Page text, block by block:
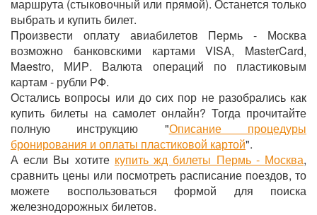
маршрута (стыковочный или прямой). Останется только
выбрать и купить билет.
Произвести оплату авиабилетов Пермь - Москва
возможно банковскими картами VISA, MasterCard,
Maestro, МИР. Валюта операций по пластиковым
картам - рубли РФ.
Остались вопросы или до сих пор не разобрались как
купить билеты на самолет онлайн? Тогда прочитайте
полную инструкцию "Описание процедуры
бронирования и оплаты пластиковой картой".
А если Вы хотите купить жд билеты Пермь - Москва,
сравнить цены или посмотреть расписание поездов, то
можете воспользоваться формой для поиска
железнодорожных билетов.